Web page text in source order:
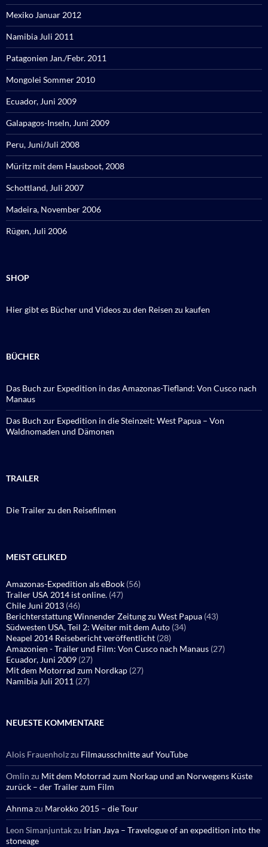
Mexiko Januar 2012
Namibia Juli 2011
Patagonien Jan./Febr. 2011
Mongolei Sommer 2010
Ecuador, Juni 2009
Galapagos-Inseln, Juni 2009
Peru, Juni/Juli 2008
Müritz mit dem Hausboot, 2008
Schottland, Juli 2007
Madeira, November 2006
Rügen, Juli 2006
SHOP
Hier gibt es Bücher und Videos zu den Reisen zu kaufen
BÜCHER
Das Buch zur Expedition in das Amazonas-Tiefland: Von Cusco nach
Manaus
Das Buch zur Expedition in die Steinzeit: West Papua – Von
Waldnomaden und Dämonen
TRAILER
Die Trailer zu den Reisefilmen
MEIST GELIKED
Amazonas-Expedition als eBook (56)
Trailer USA 2014 ist online. (47)
Chile Juni 2013 (46)
Berichterstattung Winnender Zeitung zu West Papua (43)
Südwesten USA, Teil 2: Weiter mit dem Auto (34)
Neapel 2014 Reisebericht veröffentlicht (28)
Amazonien - Trailer und Film: Von Cusco nach Manaus (27)
Ecuador, Juni 2009 (27)
Mit dem Motorrad zum Nordkap (27)
Namibia Juli 2011 (27)
NEUESTE KOMMENTARE
Alois Frauenholzzu Filmausschnitte auf YouTube
Omlin zu Mit dem Motorrad zum Norkap und an Norwegens Küste
zurück – der Trailer zum Film
Ahnmazu Marokko 2015 – die Tour
Leon Simanjuntakzu Irian Jaya – Travelogue of an expedition into the
stoneage